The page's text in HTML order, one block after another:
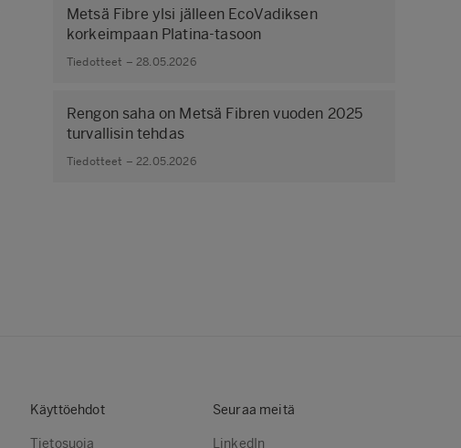
Metsä Fibre ylsi jälleen EcoVadiksen
korkeimpaan Platina-tasoon
Tiedotteet – 28.05.2026
Rengon saha on Metsä Fibren vuoden 2025
turvallisin tehdas
Tiedotteet – 22.05.2026
Käyttöehdot
Tietosuoja
Seuraa meitä
LinkedIn